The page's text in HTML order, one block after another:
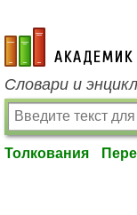
academic.ru
Словари и
Толкования